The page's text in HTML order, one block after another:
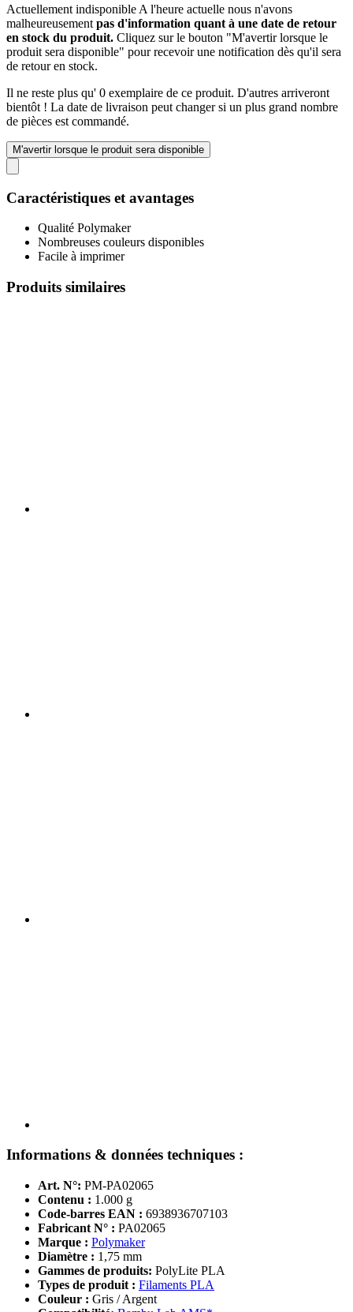
Actuellement indisponible A l'heure actuelle nous n'avons
malheureusement pas d'information quant à une date de retour
en stock du produit. Cliquez sur le bouton "M'avertir lorsque le
produit sera disponible" pour recevoir une notification dès qu'il sera
de retour en stock.
Il ne reste plus qu' 0 exemplaire de ce produit. D'autres arriveront
bientôt ! La date de livraison peut changer si un plus grand nombre
de pièces est commandé.
M'avertir lorsque le produit sera disponible
Caractéristiques et avantages
Qualité Polymaker
Nombreuses couleurs disponibles
Facile à imprimer
Produits similaires
Informations & données techniques :
Art. N°: PM-PA02065
Contenu : 1.000 g
Code-barres EAN : 6938936707103
Fabricant N° : PA02065
Marque : Polymaker
Diamètre : 1,75 mm
Gammes de produits: PolyLite PLA
Types de produit : Filaments PLA
Couleur : Gris / Argent